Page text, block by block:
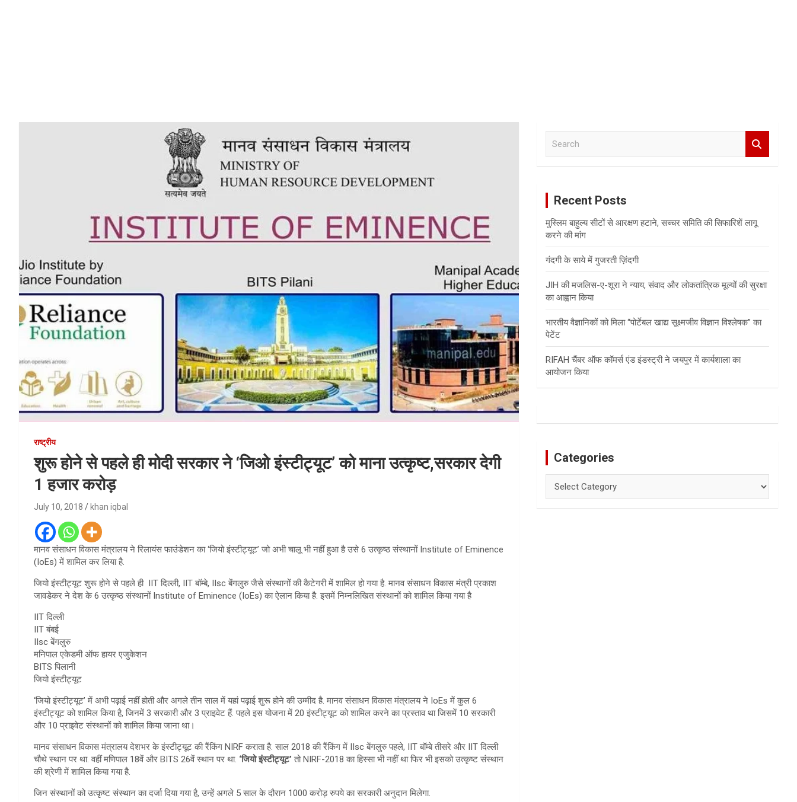
राष्ट्रीय
शुरू होने से पहले ही मोदी सरकार ने ‘जिओ इंस्टीट्यूट’ को माना उत्कृष्ट,सरकार देगी
1 हजार करोड़
July 10, 2018 khan iqbal
मानव संसाधन विकास मंत्रालय ने रिलायंस फाउंडेशन का ‘जियो इंस्टीट्यूट’ जो अभी चालू भी नहीं हुआ है उसे 6 उत्कृष्ठ संस्थानों Institute of Eminence
(IoEs) में शामिल कर लिया है.
जियो इंस्टीट्यूट शुरू होने से पहले ही IIT दिल्ली, IIT बॉम्बे, IIsc बेंगलुरु जैसे संस्थानों की कैटेगरी में शामिल हो गया है. मानव संसाधन विकास मंत्री प्रकाश
जावडेकर ने देश के 6 उत्कृष्ठ संस्थानों Institute of Eminence (IoEs) का ऐलान किया है. इसमें निम्नलिखित संस्थानों को शामिल किया गया है
IIT दिल्ली
IIT बंबई
IIsc बेंगलुरु
मनिपाल एकेडमी ऑफ हायर एजुकेशन
BITS पिलानी
जियो इंस्टीट्यूट
‘जियो इंस्टीट्यूट’ में अभी पढ़ाई नहीं होती और अगले तीन साल में यहां पढ़ाई शुरू होने की उम्मीद है. मानव संसाधन विकास मंत्रालय ने IoEs में कुल 6
इंस्टीट्यूट को शामिल किया है, जिनमें 3 सरकारी और 3 प्राइवेट हैं. पहले इस योजना में 20 इंस्टीट्यूट को शामिल करने का प्रस्ताव था जिसमें 10 सरकारी
और 10 प्राइवेट संस्थानों को शामिल किया जाना था।
मानव संसाधन विकास मंत्रालय देशभर के इंस्टीट्यूट की रैंकिंग NIRF कराता है. साल 2018 की रैंकिंग में IIsc बेंगलुरु पहले, IIT बॉम्बे तीसरे और IIT दिल्ली
चौथे स्थान पर था. वहीं मणिपाल 18वें और BITS 26वें स्थान पर था. ‘जियो इंस्टीट्यूट’तो NIRF-2018 का हिस्सा भी नहीं था फिर भी इसको उत्कृष्ट संस्थान
की श्रेणी में शामिल किया गया है.
जिन संस्थानों को उत्कृष्ट संस्थान का दर्जा दिया गया है, उन्हें अगले 5 साल के दौरान 1000 करोड़ रुपये का सरकारी अनुदान मिलेगा.
Recent Posts
मुस्लिम बाहुल्य सीटों से आरक्षण हटाने, सच्चर समिति की सिफारिशें लागू
करने की मांग
गंदगी के साये में गुजरती ज़िंदगी
JIH की मजलिस-ए-शूरा ने न्याय, संवाद और लोकतांत्रिक मूल्यों की सुरक्षा
का आह्वान किया
भारतीय वैज्ञानिकों को मिला “पोर्टेबल खाद्य सूक्ष्मजीव विज्ञान विश्लेषक” का
पेटेंट
RIFAH चैंबर ऑफ कॉमर्स एंड इंडस्ट्री ने जयपुर में कार्यशाला का
आयोजन किया
Categories